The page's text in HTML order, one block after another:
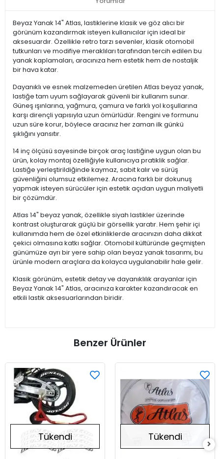
Beyaz Yanak 14" Atlas, lastiklerine klasik ve göz alıcı bir
görünüm kazandırmak isteyen kullanıcılar için ideal bir
aksesuardır. Özellikle retro tarzı sevenler, klasik otomobil
tutkunları ve modifiye meraklıları tarafından tercih edilen bu
yanak kaplamaları, aracınıza hem estetik hem de nostaljik
bir hava katar.
Dayanıklı ve esnek malzemeden üretilen Atlas beyaz yanak,
lastiğe tam uyum sağlayarak güvenli bir kullanım sunar.
Güneş ışınlarına, yağmura, çamura ve farklı yol koşullarına
karşı dirençli yapısıyla uzun ömürlüdür. Rengini ve formunu
uzun süre korur, böylece aracınız her zaman ilk günkü
şıklığını yansıtır.
14 inç ölçüsü sayesinde birçok araç lastiğine uygun olan bu
ürün, kolay montaj özelliğiyle kullanıcıya pratiklik sağlar.
Lastiğe yerleştirildiğinde kaymaz, sabit kalır ve sürüş
güvenliğini olumsuz etkilemez. Aracına farklı bir dokunuş
yapmak isteyen sürücüler için estetik açıdan uygun maliyetli
bir çözümdür.
Atlas 14" beyaz yanak, özellikle siyah lastikler üzerinde
kontrast oluşturarak güçlü bir görsellik yaratır. Hem şehir içi
kullanımda hem de özel etkinliklerde aracınızın daha dikkat
çekici olmasına katkı sağlar. Otomobil kültüründe geçmişten
günümüze ayrı bir yere sahip olan beyaz yanak tasarımı, bu
ürünle modern araçlara da kolayca uygulanabilir hale gelir.
Klasik görünüm, estetik detay ve dayanıklılık arayanlar için
Beyaz Yanak 14" Atlas, aracınıza karakter kazandıracak en
etkili lastik aksesuarlarından biridir.
Benzer Ürünler
Tükendi Tükendi